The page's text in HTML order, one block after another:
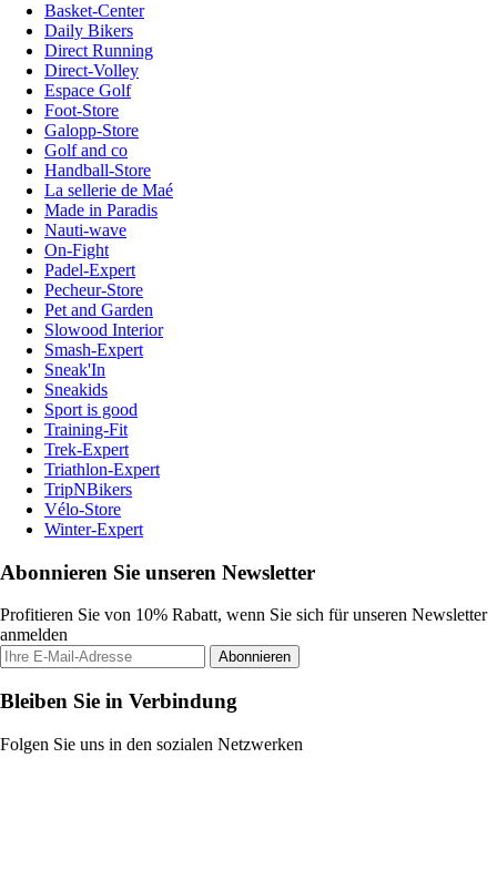
Basket-Center
Daily Bikers
Direct Running
Direct-Volley
Espace Golf
Foot-Store
Galopp-Store
Golf and co
Handball-Store
La sellerie de Maé
Made in Paradis
Nauti-wave
On-Fight
Padel-Expert
Pecheur-Store
Pet and Garden
Slowood Interior
Smash-Expert
Sneak'In
Sneakids
Sport is good
Training-Fit
Trek-Expert
Triathlon-Expert
TripNBikers
Vélo-Store
Winter-Expert
Abonnieren Sie unseren Newsletter
Profitieren Sie von 10% Rabatt, wenn Sie sich für unseren Newsletter
anmelden
Abonnieren
Bleiben Sie in Verbindung
Folgen Sie uns in den sozialen Netzwerken